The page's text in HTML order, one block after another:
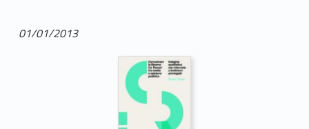
01/01/2013